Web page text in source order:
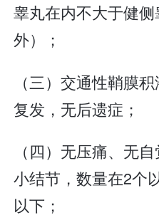
睾丸在内不大于健
外）；
（三）交通性鞘膜
复发，无后遗症；
（四）无压痛、无
小结节，数量在2个
以下；